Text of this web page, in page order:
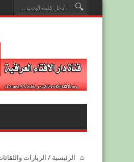
الرئيسية / الزيارات